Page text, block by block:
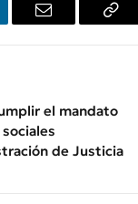
Email
el mandato
de Justicia